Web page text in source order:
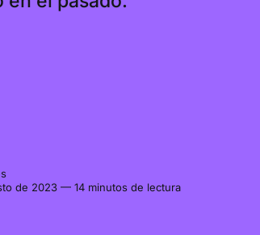
de 2023 — 14 minutos de lectura